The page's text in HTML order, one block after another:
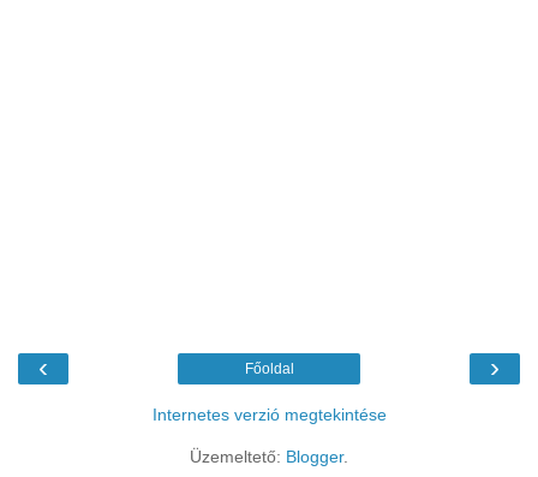
‹ ›
Főoldal
Internetes verzió megtekintése
Üzemeltető: Blogger.